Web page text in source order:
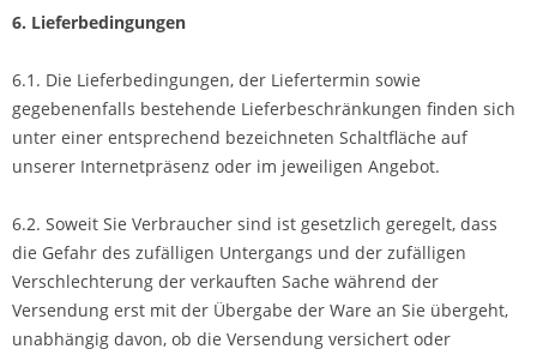
6. Lieferbedingungen
6.1. Die Lieferbedingungen, der Liefertermin sowie
gegebenenfalls bestehende Lieferbeschränkungen finden sich
unter einer entsprechend bezeichneten Schaltfläche auf
unserer Internetpräsenz oder im jeweiligen Angebot.
6.2. Soweit Sie Verbraucher sind ist gesetzlich geregelt, dass
die Gefahr des zufälligen Untergangs und der zufälligen
Verschlechterung der verkauften Sache während der
Versendung erst mit der Übergabe der Ware an Sie übergeht,
unabhängig davon, ob die Versendung versichert oder